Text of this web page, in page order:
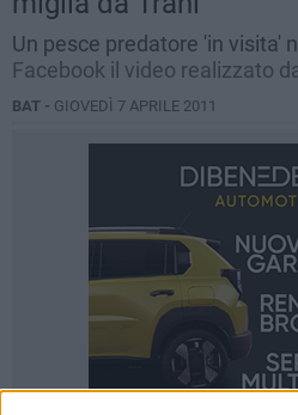
Un pesce predatore 'in visita'
Facebook il video realizzato
BAT - GIOVEDÌ 7 APRILE 2011